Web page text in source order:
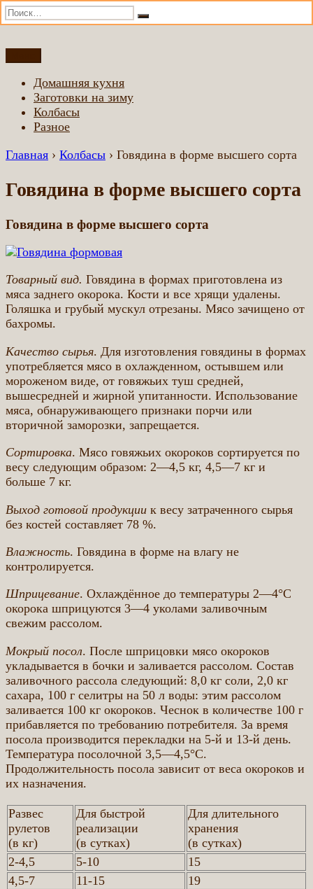
Искать:
Поиск
содержимому
Домашняя еда всем
Еда приготовленная по домашним рецептам
Домашняя кухня
Заготовки на зиму
Колбасы
Разное
Главная › Колбасы › Говядина в форме высшего сорта
Говядина в форме высшего сорта
Говядина в форме высшего сорта
Товарный вид. Говядина в формах приготовлена из
мяса заднего окорока. Кости и все хрящи удалены.
Голяшка и грубый мускул отрезаны. Мясо зачищено от
бахромы.
Качество сырья. Для изготовления говядины в формах
употребляется мясо в охлажденном, остывшем или
мороженом виде, от говяжьих туш средней,
вышесредней и жирной упитанности. Использование
мяса, обнаруживающего признаки порчи или
вторичной заморозки, запрещается.
Сортировка. Мясо говяжьих окороков сортируется по
весу следующим образом: 2—4,5 кг, 4,5—7 кг и
больше 7 кг.
Выход готовой продукции к весу затраченного сырья
без костей составляет 78 %.
Влажность. Говядина в форме на влагу не
контролируется.
Шприцевание. Охлаждённое до температуры 2—4°С
окорока шприцуются 3—4 уколами заливочным
свежим рассолом.
Мокрый посол. После шприцовки мясо окороков
укладывается в бочки и заливается рассолом. Состав
заливочного рассола следующий: 8,0 кг соли, 2,0 кг
сахара, 100 г селитры на 50 л воды: этим рассолом
заливается 100 кг окороков. Чеснок в количестве 100 г
прибавляется по требованию потребителя. За время
посола производится перекладки на 5-й и 13-й день.
Температура посолочной 3,5—4,5°С.
Продолжительность посола зависит от веса окороков и
их назначения.
Развес
рулетов
(в кг)
Для быстрой
реализации
(в сутках)
Для длительного
хранения
(в сутках)
2-4,5
5-10
15
4,5-7
11-15
19